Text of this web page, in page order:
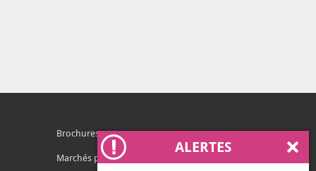
ALERTES
Brochures
Marchés publics